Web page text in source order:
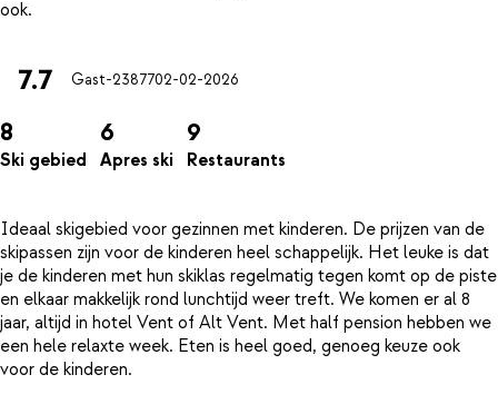
7.7 Gast-2387702-02-2026
8
Ski gebied
6
Apres ski
9
Restaurants
Ideaal skigebied voor gezinnen met kinderen. De prijzen van de
skipassen zijn voor de kinderen heel schappelijk. Het leuke is dat
je de kinderen met hun skiklas regelmatig tegen komt op de piste
en elkaar makkelijk rond lunchtijd weer treft. We komen er al 8
jaar, altijd in hotel Vent of Alt Vent. Met half pension hebben we
een hele relaxte week. Eten is heel goed, genoeg keuze ook